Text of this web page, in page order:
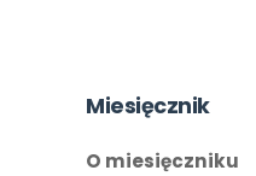
Miesięcznik
O miesięczniku